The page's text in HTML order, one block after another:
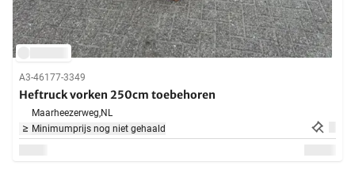
A3-46177-3349
Heftruck vorken 250cm toebehoren
Maarheezerweg,NL
Minimumprijs nog niet gehaald